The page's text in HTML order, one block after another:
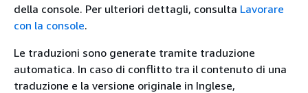
della console. Per ulteriori dettagli, consulta Lavorare
con la console.
Le traduzioni sono generate tramite traduzione
automatica. In caso di conflitto tra il contenuto di una
traduzione e la versione originale in Inglese,